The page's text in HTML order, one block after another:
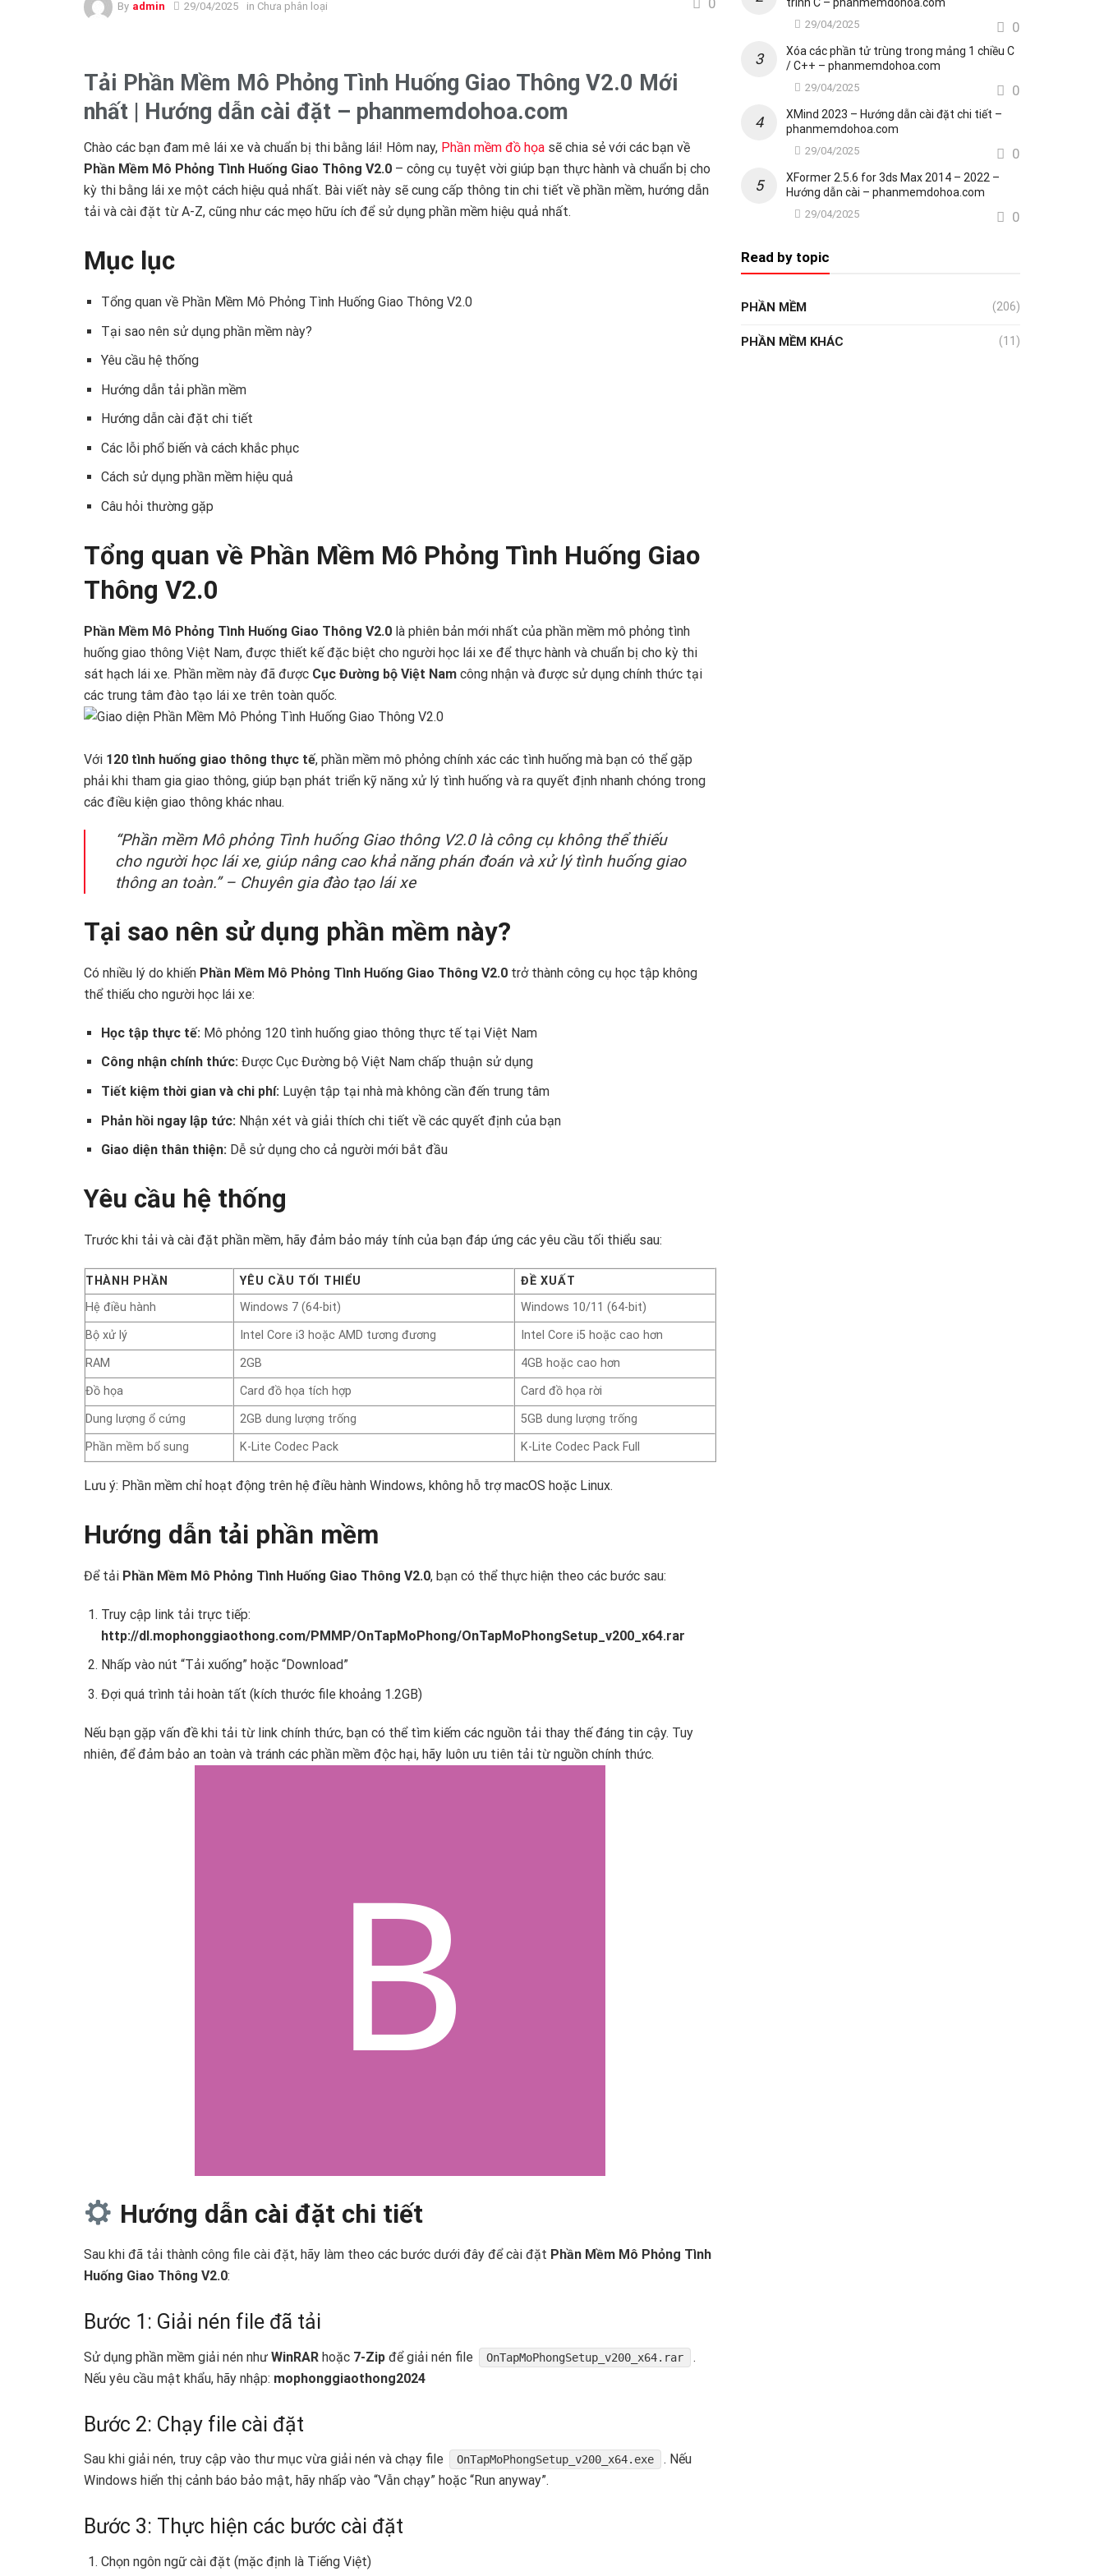
By admin 29/04/2025 in Chưa phân loại
Tải Phần Mềm Mô Phỏng Tình Huống Giao Thông V2.0 Mới
nhất | Hướng dẫn cài đặt – phanmemdohoa.com
Chào các bạn đam mê lái xe và chuẩn bị thi bằng lái! Hôm nay, Phần mềm đồ họa sẽ chia sẻ với các bạn về
Phần Mềm Mô Phỏng Tình Huống Giao Thông V2.0 – công cụ tuyệt vời giúp bạn thực hành và chuẩn bị cho
kỳ thi bằng lái xe một cách hiệu quả nhất. Bài viết này sẽ cung cấp thông tin chi tiết về phần mềm, hướng dẫn
tải và cài đặt từ A-Z, cũng như các mẹo hữu ích để sử dụng phần mềm hiệu quả nhất.
Mục lục
Tổng quan về Phần Mềm Mô Phỏng Tình Huống Giao Thông V2.0
Tại sao nên sử dụng phần mềm này?
Yêu cầu hệ thống
Hướng dẫn tải phần mềm
Hướng dẫn cài đặt chi tiết
Các lỗi phổ biến và cách khắc phục
Cách sử dụng phần mềm hiệu quả
Câu hỏi thường gặp
Tổng quan về Phần Mềm Mô Phỏng Tình Huống Giao
Thông V2.0
Phần Mềm Mô Phỏng Tình Huống Giao Thông V2.0 là phiên bản mới nhất của phần mềm mô phỏng tình
huống giao thông Việt Nam, được thiết kế đặc biệt cho người học lái xe để thực hành và chuẩn bị cho kỳ thi
sát hạch lái xe. Phần mềm này đã được Cục Đường bộ Việt Nam công nhận và được sử dụng chính thức tại
các trung tâm đào tạo lái xe trên toàn quốc.
Với 120 tình huống giao thông thực tế, phần mềm mô phỏng chính xác các tình huống mà bạn có thể gặp
phải khi tham gia giao thông, giúp bạn phát triển kỹ năng xử lý tình huống và ra quyết định nhanh chóng trong
các điều kiện giao thông khác nhau.
“Phần mềm Mô phỏng Tình huống Giao thông V2.0 là công cụ không thể thiếu
cho người học lái xe, giúp nâng cao khả năng phán đoán và xử lý tình huống giao
thông an toàn.” – Chuyên gia đào tạo lái xe
Tại sao nên sử dụng phần mềm này?
Có nhiều lý do khiến Phần Mềm Mô Phỏng Tình Huống Giao Thông V2.0 trở thành công cụ học tập không
thể thiếu cho người học lái xe:
Học tập thực tế: Mô phỏng 120 tình huống giao thông thực tế tại Việt Nam
Công nhận chính thức:Được Cục Đường bộ Việt Nam chấp thuận sử dụng
Tiết kiệm thời gian và chi phí:Luyện tập tại nhà mà không cần đến trung tâm
Phản hồi ngay lập tức: Nhận xét và giải thích chi tiết về các quyết định của bạn
Giao diện thân thiện:Dễ sử dụng cho cả người mới bắt đầu
Yêu cầu hệ thống
Trước khi tải và cài đặt phần mềm, hãy đảm bảo máy tính của bạn đáp ứng các yêu cầu tối thiểu sau:
THÀNH PHẦN YÊU CẦU TỐI THIỂU
ĐỀ XUẤT
Hệ điều hành
Windows 7 (64-bit)
Windows 10/11 (64-bit)
Bộ xử lý
Intel Core i3 hoặc AMD tương đương
Intel Core i5 hoặc cao hơn
RAM
2GB
4GB hoặc cao hơn
Đồ họa
Card đồ họa tích hợp
Card đồ họa rời
Dung lượng ổ cứng
2GB dung lượng trống
5GB dung lượng trống
Phần mềm bổ sung
K-Lite Codec Pack K-Lite Codec Pack Full
Lưu ý: Phần mềm chỉ hoạt động trên hệ điều hành Windows, không hỗ trợ macOS hoặc Linux.
Hướng dẫn tải phần mềm
Để tải Phần Mềm Mô Phỏng Tình Huống Giao Thông V2.0, bạn có thể thực hiện theo các bước sau:
Truy cập link tải trực tiếp:
http://dl.mophonggiaothong.com/PMMP/OnTapMoPhong/OnTapMoPhongSetup_v200_x64.rar
Nhấp vào nút “Tải xuống” hoặc “Download”
Đợi quá trình tải hoàn tất (kích thước file khoảng 1.2GB)
Nếu bạn gặp vấn đề khi tải từ link chính thức, bạn có thể tìm kiếm các nguồn tải thay thế đáng tin cậy. Tuy
nhiên, để đảm bảo an toàn và tránh các phần mềm độc hại, hãy luôn ưu tiên tải từ nguồn chính thức.
Hướng dẫn cài đặt chi tiết
Sau khi đã tải thành công file cài đặt, hãy làm theo các bước dưới đây để cài đặt Phần Mềm Mô Phỏng Tình
Huống Giao Thông V2.0:
Bước 1: Giải nén file đã tải
Sử dụng phần mềm giải nén như WinRAR hoặc 7-Zip để giải nén file OnTapMoPhongSetup_v200_x64.rar
.
Nếu yêu cầu mật khẩu, hãy nhập: mophonggiaothong2024
Bước 2: Chạy file cài đặt
Sau khi giải nén, truy cập vào thư mục vừa giải nén và chạy file OnTapMoPhongSetup_v200_x64.exe
. Nếu
Windows hiển thị cảnh báo bảo mật, hãy nhấp vào “Vẫn chạy” hoặc “Run anyway”.
Bước 3: Thực hiện các bước cài đặt
Chọn ngôn ngữ cài đặt (mặc định là Tiếng Việt)
trình C – phanmemdohoa.com
29/04/2025 0
Xóa các phần tử trùng trong mảng 1 chiều C
/ C++ – phanmemdohoa.com
29/04/2025 0
XMind 2023 – Hướng dẫn cài đặt chi tiết –
phanmemdohoa.com
29/04/2025 0
XFormer 2.5.6 for 3ds Max 2014 – 2022 –
Hướng dẫn cài – phanmemdohoa.com
29/04/2025 0
Read by topic
PHẦN MỀM (206)
PHẦN MỀM KHÁC (11)